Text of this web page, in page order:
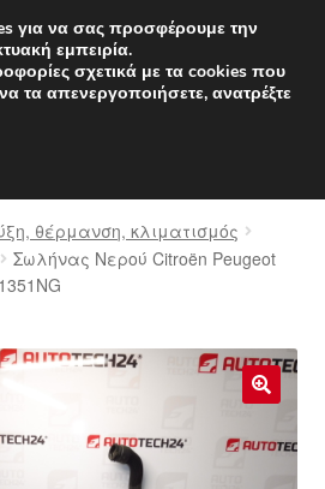
από 7 EUR
- 4 μ.μ.
θέρμανση, κλιματισμός
Σωλήνας Νερού Citroën Peugeot
για να σας προσφέρουμε την
εμπειρία.
σχετικά με τα cookies που
τα απενεργοποιήσετε, ανατρέξτε